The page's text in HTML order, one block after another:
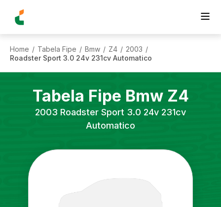
Home / Tabela Fipe / Bmw / Z4 / 2003 /
Roadster Sport 3.0 24v 231cv Automatico
Tabela Fipe Bmw Z4
2003 Roadster Sport 3.0 24v 231cv
Automatico